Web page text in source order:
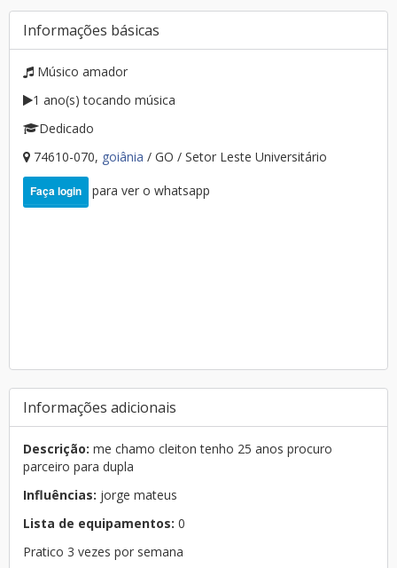
Informações básicas
Músico amador
1 ano(s) tocando música
Dedicado
74610-070, goiânia / GO / Setor Leste Universitário
Faça login para ver o whatsapp
Informações adicionais
Descrição: me chamo cleiton tenho 25 anos procuro
parceiro para dupla
Influências: jorge mateus
Lista de equipamentos: 0
Pratico 3 vezes por semana